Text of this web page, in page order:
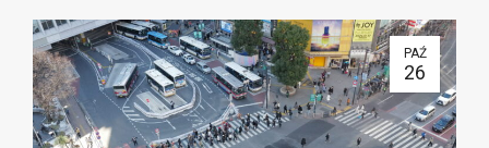
PAŹ
26